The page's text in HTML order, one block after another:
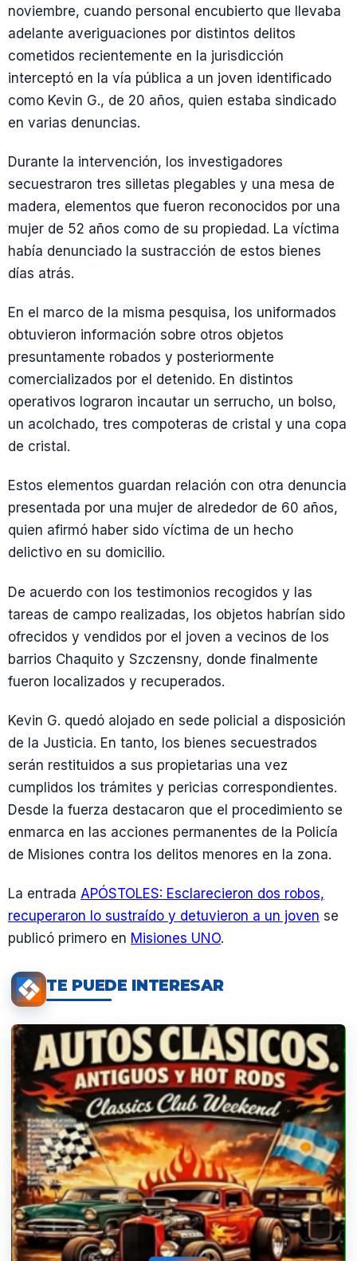
noviembre, cuando personal encubierto que llevaba
adelante averiguaciones por distintos delitos
cometidos recientemente en la jurisdicción
interceptó en la vía pública a un joven identificado
como Kevin G., de 20 años, quien estaba sindicado
en varias denuncias.
Durante la intervención, los investigadores
secuestraron tres silletas plegables y una mesa de
madera, elementos que fueron reconocidos por una
mujer de 52 años como de su propiedad. La víctima
había denunciado la sustracción de estos bienes
días atrás.
En el marco de la misma pesquisa, los uniformados
obtuvieron información sobre otros objetos
presuntamente robados y posteriormente
comercializados por el detenido. En distintos
operativos lograron incautar un serrucho, un bolso,
un acolchado, tres compoteras de cristal y una copa
de cristal.
Estos elementos guardan relación con otra denuncia
presentada por una mujer de alrededor de 60 años,
quien afirmó haber sido víctima de un hecho
delictivo en su domicilio.
De acuerdo con los testimonios recogidos y las
tareas de campo realizadas, los objetos habrían sido
ofrecidos y vendidos por el joven a vecinos de los
barrios Chaquito y Szczensny, donde finalmente
fueron localizados y recuperados.
Kevin G. quedó alojado en sede policial a disposición
de la Justicia. En tanto, los bienes secuestrados
serán restituidos a sus propietarias una vez
cumplidos los trámites y pericias correspondientes.
Desde la fuerza destacaron que el procedimiento se
enmarca en las acciones permanentes de la Policía
de Misiones contra los delitos menores en la zona.
La entrada APÓSTOLES: Esclarecieron dos robos,
recuperaron lo sustraído y detuvieron a un joven se
publicó primero en Misiones UNO.
TE PUEDE INTERESAR